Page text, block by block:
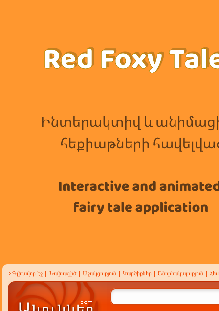
Գլխավոր էջ Նախագիծ Աջակցություն Կարծիքներ Շնորհակալություն